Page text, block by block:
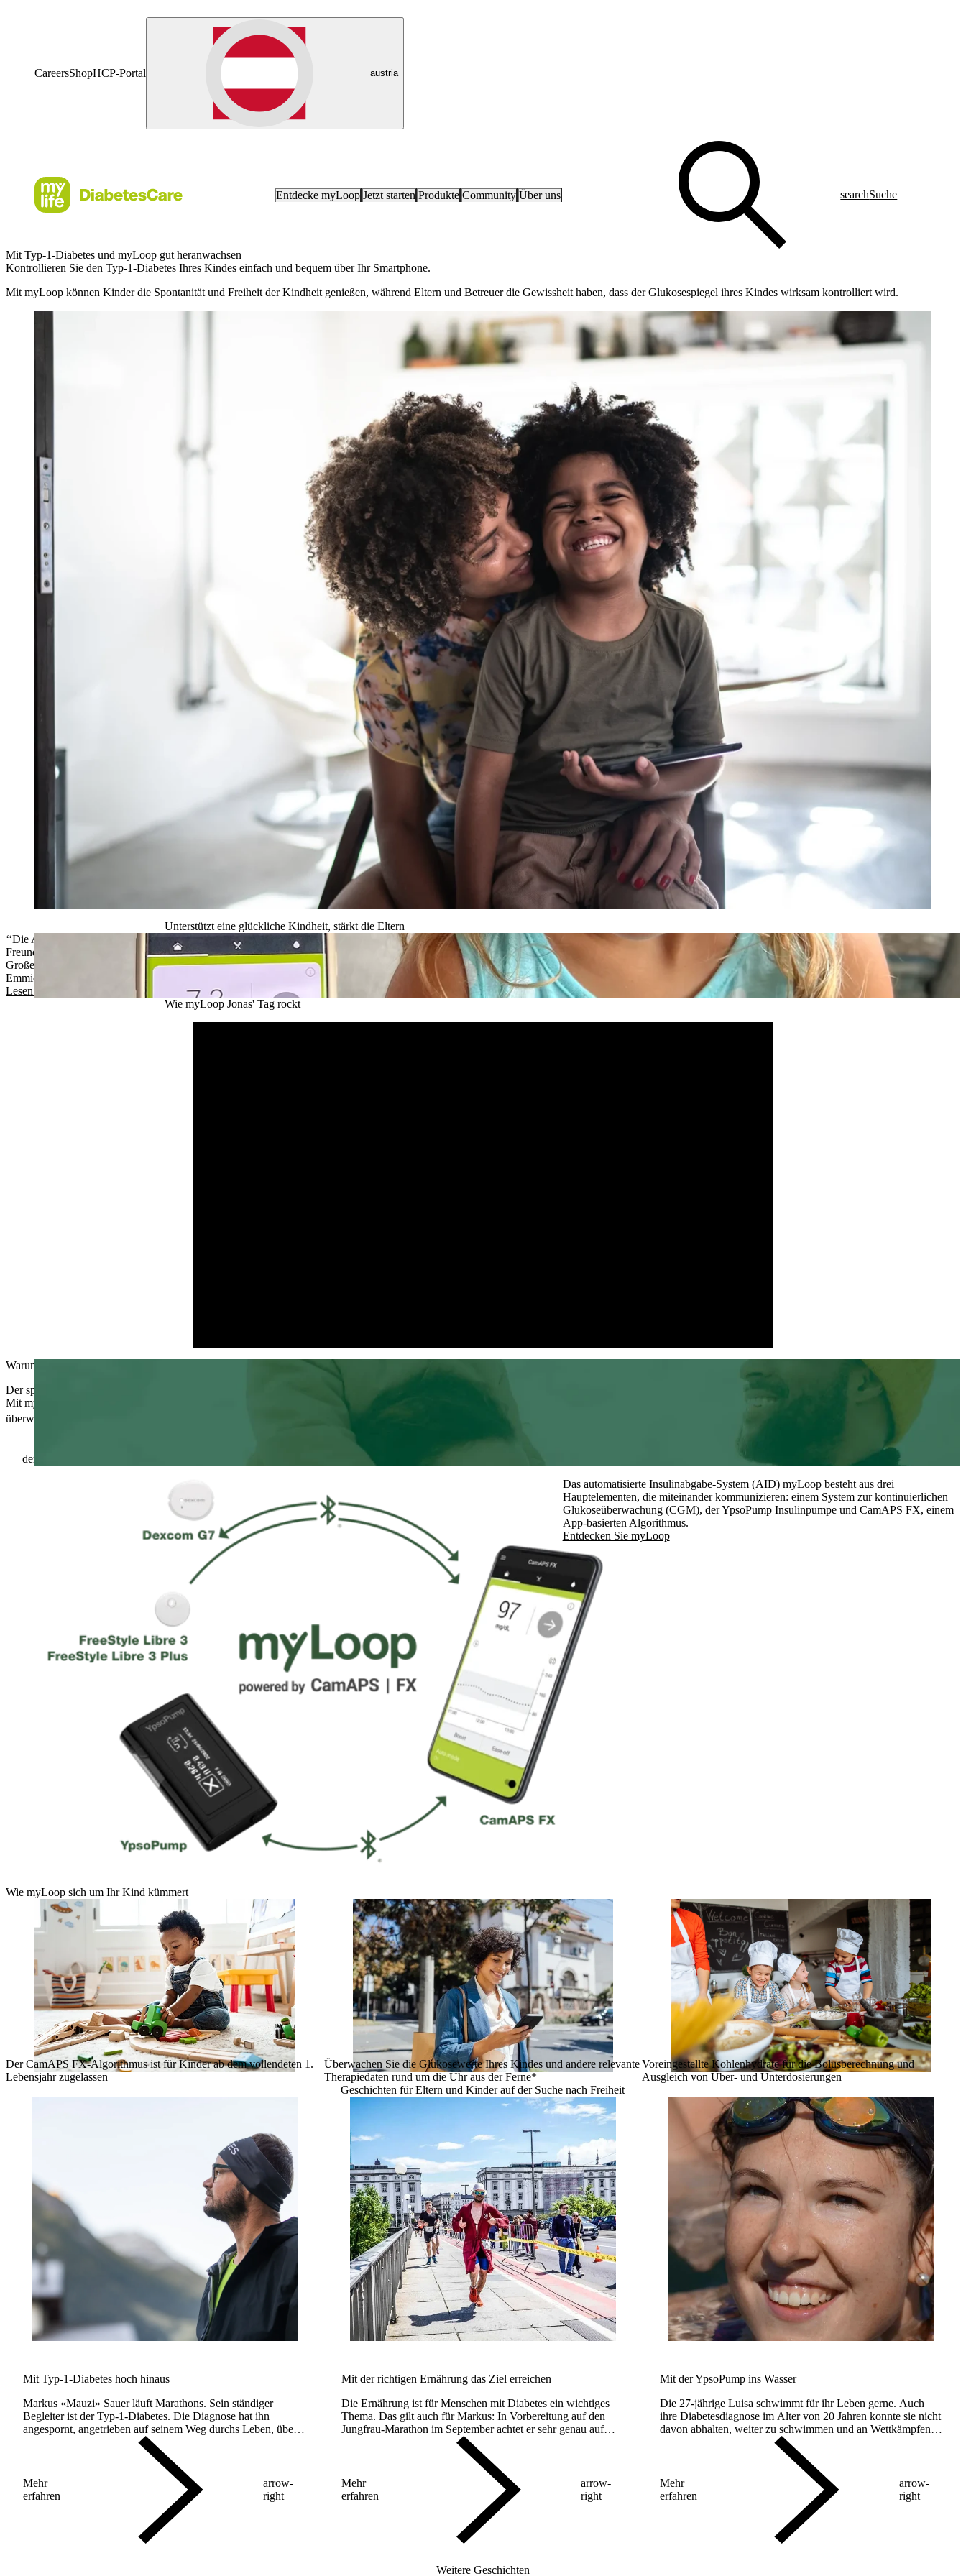
CareersShopHCP-Portal austria
Entdecke myLoop Jetzt starten Produkte Community Über uns searchSuche
Mit Typ-1-Diabetes und myLoop gut heranwachsen
Kontrollieren Sie den Typ-1-Diabetes Ihres Kindes einfach und bequem über Ihr Smartphone.
Mit myLoop können Kinder die Spontanität und Freiheit der Kindheit genießen, während Eltern und Betreuer die Gewissheit haben, dass der Glukosespiegel ihres Kindes wirksam kontrolliert wird.
Unterstützt eine glückliche Kindheit, stärkt die Eltern
‘‘Die App ist so einfach zu bedienen, dass wir uns schon darauf freuen, unserer Familie und unseren
Freunden zu zeigen, wie sie verwendet wird, damit Emmie endlich einmal bei ihren Freunden und
Großeltern übernachten kann.’’
Emmies Eltern (Emmie erhielt ihre Diagnose mit 14 Monaten)
Lesen Sie Emmies Geschichte
Wie myLoop Jonas' Tag rockt
Warum sich myLoop für Ihr Kind eignet
Der spontane Tagesablauf eines Kindes wird durch myLoop mit größerer Flexibilität effektiv gemanagt.
Mit myLoop können Eltern den Glukosespiegel ihres Kindes rund um die Uhr aus der Ferne
überwachen
der Zeit mit einem Glukosewert unter 3,0 mmol/L (54 mg/dL) der Zeit im Auto mode verbracht 1
Das automatisierte Insulinabgabe-System (AID) myLoop besteht aus drei
Hauptelementen, die miteinander kommunizieren: einem System zur kontinuierlichen
Glukoseüberwachung (CGM), der YpsoPump Insulinpumpe und CamAPS FX, einem
App-basierten Algorithmus.
Entdecken Sie myLoop
Wie myLoop sich um Ihr Kind kümmert
Der CamAPS FX-Algorithmus ist für Kinder ab dem vollendeten 1.
Lebensjahr zugelassen
Überwachen Sie die Glukosewerte Ihres Kindes und andere relevante
Therapiedaten rund um die Uhr aus der Ferne*
Voreingestellte Kohlenhydrate für die Bolusberechnung und
Ausgleich von Über- und Unterdosierungen
Geschichten für Eltern und Kinder auf der Suche nach Freiheit
Mit Typ-1-Diabetes hoch hinaus
Markus «Mauzi» Sauer läuft Marathons. Sein ständiger
Begleiter ist der Typ-1-Diabetes. Die Diagnose hat ihn
angespornt, angetrieben auf seinem Weg durchs Leben, über
Marathondistanzen hinweg. Seine neueste Herausforderung
war die Bewältigung des Transalpine Run (TAR 2025).
Mehr
erfahren
arrow-
right
Mit der richtigen Ernährung das Ziel erreichen
Die Ernährung ist für Menschen mit Diabetes ein wichtiges
Thema. Das gilt auch für Markus: In Vorbereitung auf den
Jungfrau-Marathon im September achtet er sehr genau auf
Mehr
erfahren
arrow-
right
Mit der YpsoPump ins Wasser
Die 27-jährige Luisa schwimmt für ihr Leben gerne. Auch
ihre Diabetesdiagnose im Alter von 20 Jahren konnte sie nicht
davon abhalten, weiter zu schwimmen und an Wettkämpfen
Mehr
erfahren
arrow-
right
Weitere Geschichten